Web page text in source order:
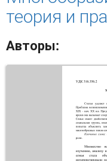
теория и
Авторы: